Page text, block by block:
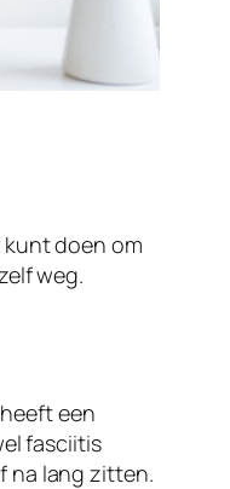
kunt doen om
weg.
een
fasciitis
na lang zitten.